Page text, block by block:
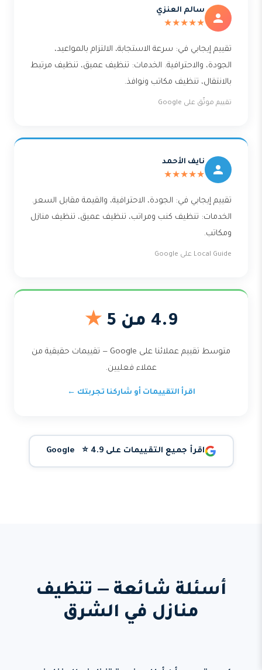
سالم العنزي
★★★★★
تقييم إيجابي في: سرعة الاستجابة، الالتزام بالمواعيد،
الجودة، والاحترافية. الخدمات: تنظيف عميق، تنظيف مرتبط
بالانتقال، تنظيف مكاتب ونوافذ.
تقييم موثّق على Google
نايف الأحمد
★★★★★
تقييم إيجابي في: الجودة، الاحترافية، والقيمة مقابل السعر.
الخدمات: تنظيف كنب ومراتب، تنظيف عميق، تنظيف منازل
ومكاتب.
Local Guide على Google
4.9 من 5 ★
متوسط تقييم عملائنا على Google — تقييمات حقيقية من
عملاء فعليين.
اقرأ التقييمات أو شاركنا تجربتك ←
اقرأ جميع التقييمات على Google ⭐ 4.9
أسئلة شائعة — تنظيف
منازل في الشرق